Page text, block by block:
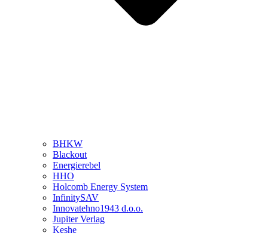
BHKW
Blackout
Energierebel
HHO
Holcomb Energy System
InfinitySAV
Innovatehno1943 d.o.o.
Jupiter Verlag
Keshe